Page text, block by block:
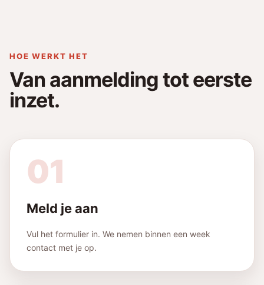
HOE WERKT HET
Van aanmelding tot eerste
inzet.
01
Meld je aan
Vul het formulier in. We nemen binnen een week
contact met je op.